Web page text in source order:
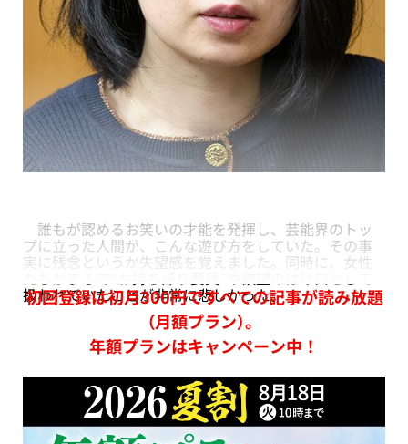
誰もが認めるお笑いの才能を発揮し、芸能界のトッ
プに立った人間が、こんな遊び方をしていた。その事
実に残念というか失望感を覚えました。同時に、女性
扱われていたことが非常に悲しかった。
初回登録は初月300円ですべての記事が読み放題
（月額プラン）。
年額プランはキャンペーン中！